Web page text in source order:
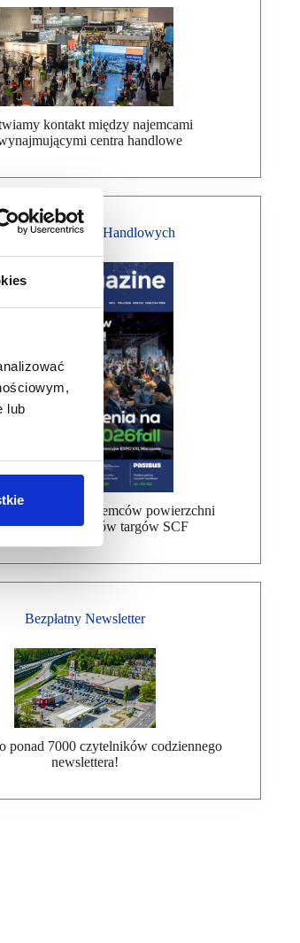
lub
kontakt między najemcami
centra handlowe
Magazyn Centrów Handlowych
wysyłka dla najemców powierzchni
uczestników targów SCF
Bezpłatny Newsletter
ponad 7000 czytelników codziennego
newslettera!